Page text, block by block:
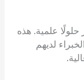
علمية. هذه
لديهم